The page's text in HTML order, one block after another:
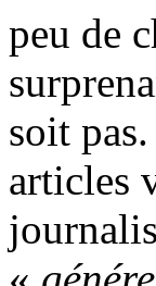
peu de
soit
articles